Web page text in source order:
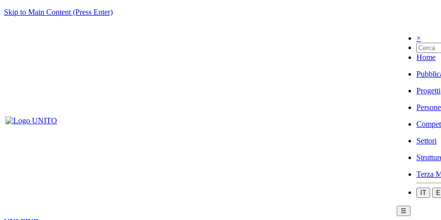
Skip to Main Content (Press Enter)
×
Home
Progetti
Persone
Settori
Terza
IT
☰